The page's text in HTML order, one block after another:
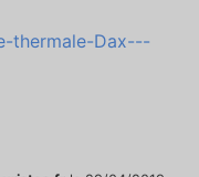
thermale-Dax---